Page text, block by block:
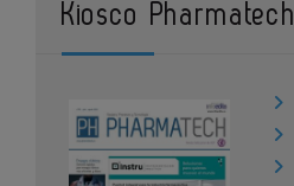
Kiosco Pharmatech